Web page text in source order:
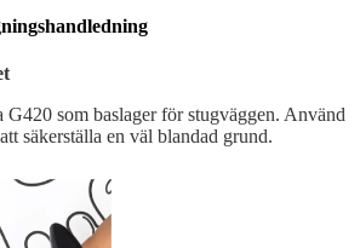
G420 som baslager för stugväggen. Använd
säkerställa en väl blandad grund.